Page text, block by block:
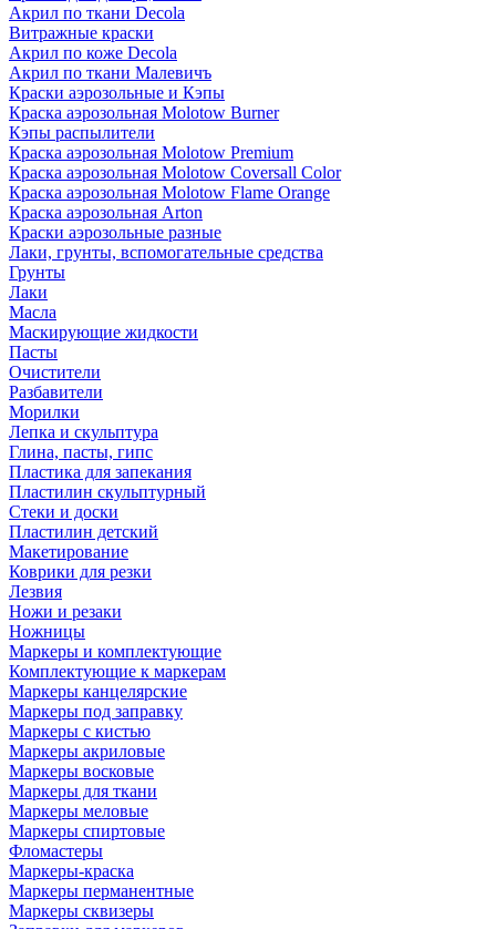
Акрил по ткани Decola
Витражные краски
Акрил по коже Decola
Акрил по ткани Малевичъ
Краски аэрозольные и Кэпы
Краска аэрозольная Molotow Burner
Кэпы распылители
Краска аэрозольная Molotow Premium
Краска аэрозольная Molotow Coversall Color
Краска аэрозольная Molotow Flame Orange
Краска аэрозольная Arton
Краски аэрозольные разные
Лаки, грунты, вспомогательные средства
Грунты
Лаки
Масла
Маскирующие жидкости
Пасты
Очистители
Разбавители
Морилки
Лепка и скульптура
Глина, пасты, гипс
Пластика для запекания
Пластилин скульптурный
Стеки и доски
Пластилин детский
Макетирование
Коврики для резки
Лезвия
Ножи и резаки
Ножницы
Маркеры и комплектующие
Комплектующие к маркерам
Маркеры канцелярские
Маркеры под заправку
Маркеры с кистью
Маркеры акриловые
Маркеры восковые
Маркеры для ткани
Маркеры меловые
Маркеры спиртовые
Фломастеры
Маркеры-краска
Маркеры перманентные
Маркеры сквизеры